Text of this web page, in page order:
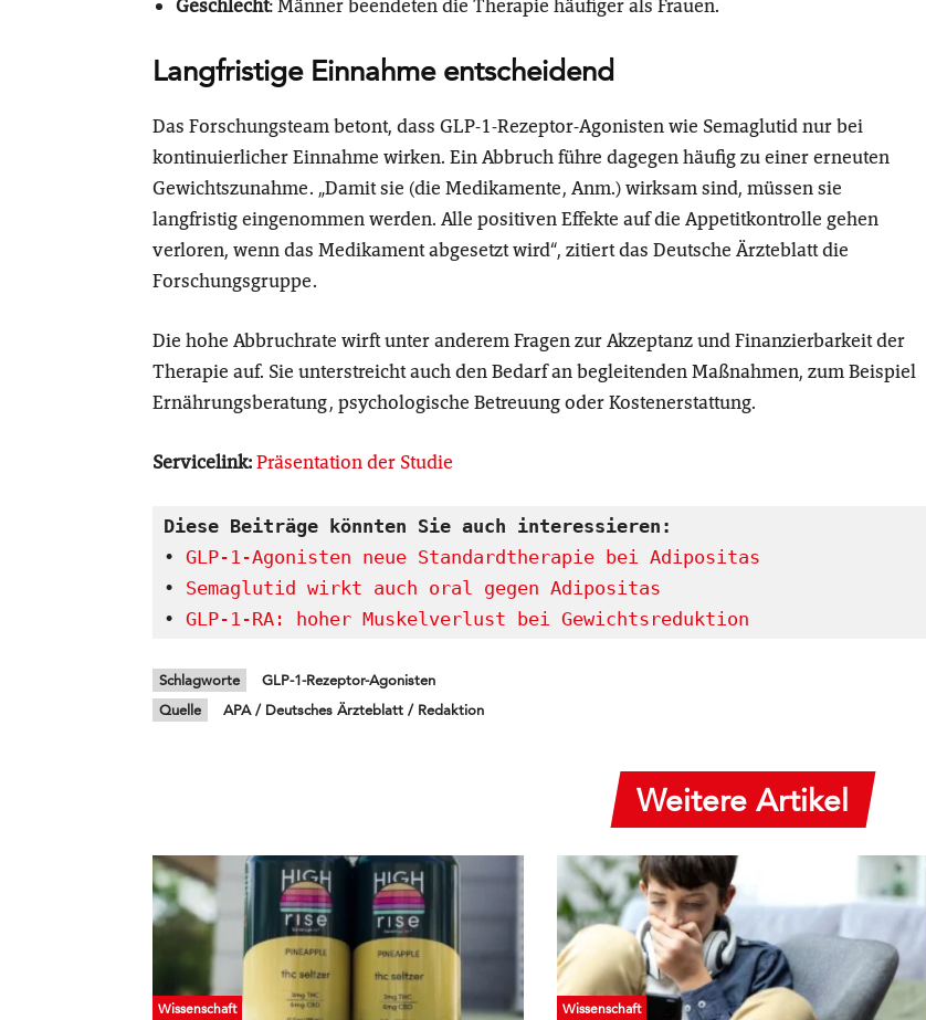
Geschlecht: Männer beendeten die Therapie häufiger als Frauen.
Langfristige Einnahme entscheidend
Das Forschungsteam betont, dass GLP-1-Rezeptor-Agonisten wie Semaglutid nur bei
kontinuierlicher Einnahme wirken. Ein Abbruch führe dagegen häufig zu einer erneuten
Gewichtszunahme. „Damit sie (die Medikamente, Anm.) wirksam sind, müssen sie
langfristig eingenommen werden. Alle positiven Effekte auf die Appetitkontrolle gehen
verloren, wenn das Medikament abgesetzt wird“, zitiert das Deutsche Ärzteblatt die
Forschungsgruppe.
Die hohe Abbruchrate wirft unter anderem Fragen zur Akzeptanz und Finanzierbarkeit der
Therapie auf. Sie unterstreicht auch den Bedarf an begleitenden Maßnahmen, zum Beispiel
Ernährungsberatung, psychologische Betreuung oder Kostenerstattung.
Servicelink:Präsentation der Studie
Diese Beiträge könnten Sie auch interessieren:
• GLP-1-Agonisten neue Standardtherapie bei Adipositas
• Semaglutid wirkt auch oral gegen Adipositas
• GLP-1-RA: hoher Muskelverlust bei Gewichtsreduktion
Schlagworte
GLP-1-Rezeptor-Agonisten
Quelle
APA / Deutsches Ärzteblatt / Redaktion
Weitere Artikel
Wissenschaft Wissenschaft